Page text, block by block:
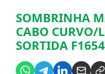
SOMBRINHA
CABO CURVO/
SORTIDA F1654